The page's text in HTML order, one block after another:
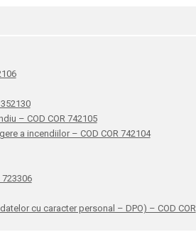
– COD COR 742105
a incendiilor – COD COR 742104
cu caracter personal – DPO) – COD COR